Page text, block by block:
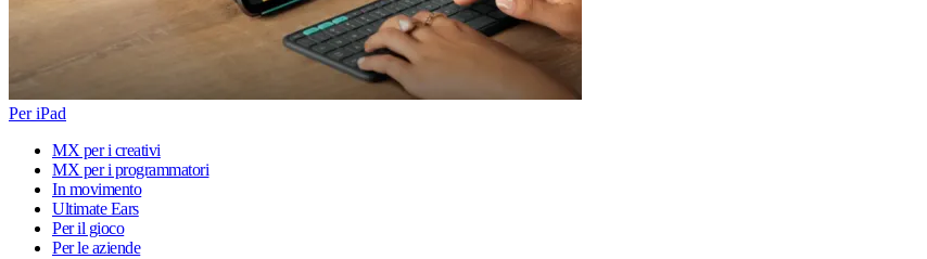
Per iPad
MX per i creativi
MX per i programmatori
In movimento
Ultimate Ears
Per il gioco
Per le aziende